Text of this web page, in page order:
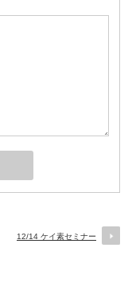
12/14 ケイ素セミナー